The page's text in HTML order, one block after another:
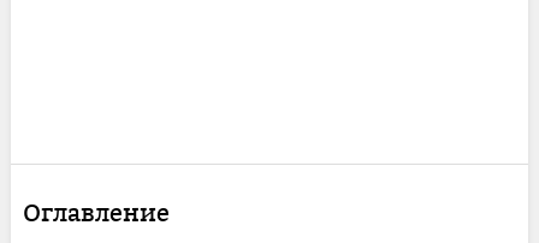
Оглавление